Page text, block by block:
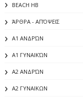
BEACH HB
ΆΡΘΡΑ - ΑΠΌΨΕΙΣ
Α1 ΑΝΔΡΏΝ
Α1 ΓΥΝΑΙΚΏΝ
Α2 ΑΝΔΡΏΝ
Α2 ΓΥΝΑΙΚΩΝ